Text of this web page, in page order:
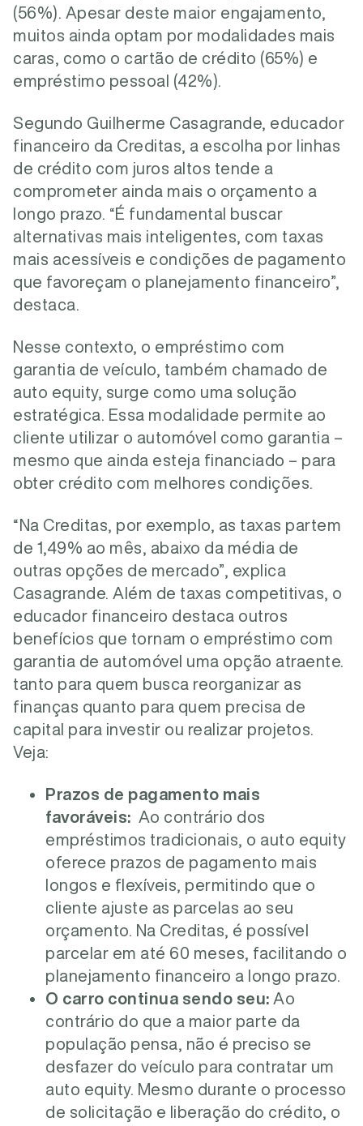
(56%). Apesar deste maior engajamento,
muitos ainda optam por modalidades mais
caras, como o cartão de crédito (65%) e
empréstimo pessoal (42%).
Segundo Guilherme Casagrande, educador
financeiro da Creditas, a escolha por linhas
de crédito com juros altos tende a
comprometer ainda mais o orçamento a
longo prazo. “É fundamental buscar
alternativas mais inteligentes, com taxas
mais acessíveis e condições de pagamento
que favoreçam o planejamento financeiro”,
destaca.
Nesse contexto, o empréstimo com
garantia de veículo, também chamado de
auto equity, surge como uma solução
estratégica. Essa modalidade permite ao
cliente utilizar o automóvel como garantia –
mesmo que ainda esteja financiado – para
obter crédito com melhores condições.
“Na Creditas, por exemplo, as taxas partem
de 1,49% ao mês, abaixo da média de
outras opções de mercado”, explica
Casagrande. Além de taxas competitivas, o
educador financeiro destaca outros
benefícios que tornam o empréstimo com
garantia de automóvel uma opção atraente.
tanto para quem busca reorganizar as
finanças quanto para quem precisa de
capital para investir ou realizar projetos.
Veja:
Prazos de pagamento mais
favoráveis: Ao contrário dos
empréstimos tradicionais, o auto equity
oferece prazos de pagamento mais
longos e flexíveis, permitindo que o
cliente ajuste as parcelas ao seu
orçamento. Na Creditas, é possível
parcelar em até 60 meses, facilitando o
planejamento financeiro a longo prazo.
O carro continua sendo seu: Ao
contrário do que a maior parte da
população pensa, não é preciso se
desfazer do veículo para contratar um
auto equity. Mesmo durante o processo
de solicitação e liberação do crédito, o